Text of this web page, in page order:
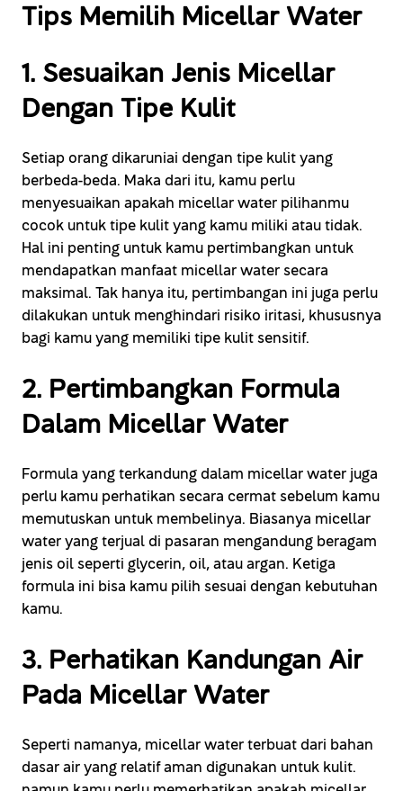
Tips Memilih Micellar Water
1. Sesuaikan Jenis Micellar
Dengan Tipe Kulit
Setiap orang dikaruniai dengan tipe kulit yang
berbeda-beda. Maka dari itu, kamu perlu
menyesuaikan apakah micellar water pilihanmu
cocok untuk tipe kulit yang kamu miliki atau tidak.
Hal ini penting untuk kamu pertimbangkan untuk
mendapatkan manfaat micellar water secara
maksimal. Tak hanya itu, pertimbangan ini juga perlu
dilakukan untuk menghindari risiko iritasi, khususnya
bagi kamu yang memiliki tipe kulit sensitif.
2. Pertimbangkan Formula
Dalam Micellar Water
Formula yang terkandung dalam micellar water juga
perlu kamu perhatikan secara cermat sebelum kamu
memutuskan untuk membelinya. Biasanya micellar
water yang terjual di pasaran mengandung beragam
jenis oil seperti glycerin, oil, atau argan. Ketiga
formula ini bisa kamu pilih sesuai dengan kebutuhan
kamu.
3. Perhatikan Kandungan Air
Pada Micellar Water
Seperti namanya, micellar water terbuat dari bahan
dasar air yang relatif aman digunakan untuk kulit.